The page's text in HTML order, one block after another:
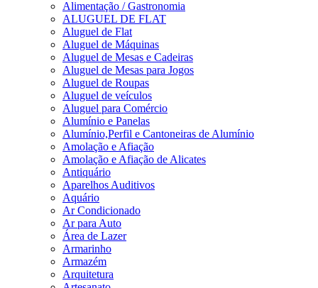
Alimentação / Gastronomia
ALUGUEL DE FLAT
Aluguel de Flat
Aluguel de Máquinas
Aluguel de Mesas e Cadeiras
Aluguel de Mesas para Jogos
Aluguel de Roupas
Aluguel de veículos
Aluguel para Comércio
Alumínio e Panelas
Alumínio,Perfil e Cantoneiras de Alumínio
Amolação e Afiação
Amolação e Afiação de Alicates
Antiquário
Aparelhos Auditivos
Aquário
Ar Condicionado
Ar para Auto
Área de Lazer
Armarinho
Armazém
Arquitetura